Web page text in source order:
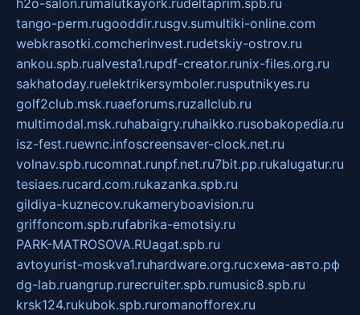
tango-perm.rugooddir.rusgv.sumultiki-online.com
webkrasotki.comcherinvest.rudetskiy-ostrov.ru
ankou.spb.rualvesta1.rupdf-creator.runix-files.org.ru
sakhatoday.ruelektrikersymboler.rusputnikyes.ru
golf2club.msk.ruaeforums.ruzallclub.ru
multimodal.msk.ruhabaigry.ruhaikko.rusobakopedia.ru
isz-fest.ruewnc.infoscreensaver-clock.net.ru
volnav.spb.rucomnat.runpf.net.ru7bit.pp.rukalugatur.ru
tesiaes.rucard.com.rukazanka.spb.ru
gildiya-kuznecov.rukameryboavision.ru
griffoncom.spb.rufabrika-emotsiy.ru
PARK-MATROSOVA.RUagat.spb.ru
avtoyurist-moskva1.ruhardware.org.ruсхема-авто.рф
dg-lab.ruangrup.rurecruiter.spb.rumusic8.spb.ru
krsk124.rukubok.spb.ruromanofforex.ru